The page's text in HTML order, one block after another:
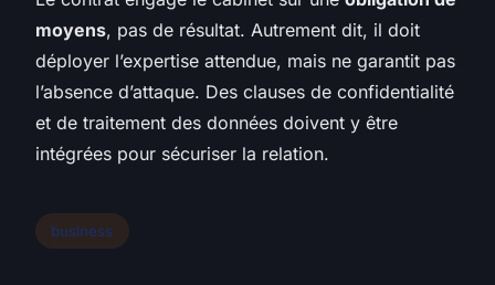
moyens, pas de résultat. Autrement dit, il doit
déployer l’expertise attendue, mais ne garantit pas
l’absence d’attaque. Des clauses de confidentialité
et de traitement des données doivent y être
intégrées pour sécuriser la relation.
business